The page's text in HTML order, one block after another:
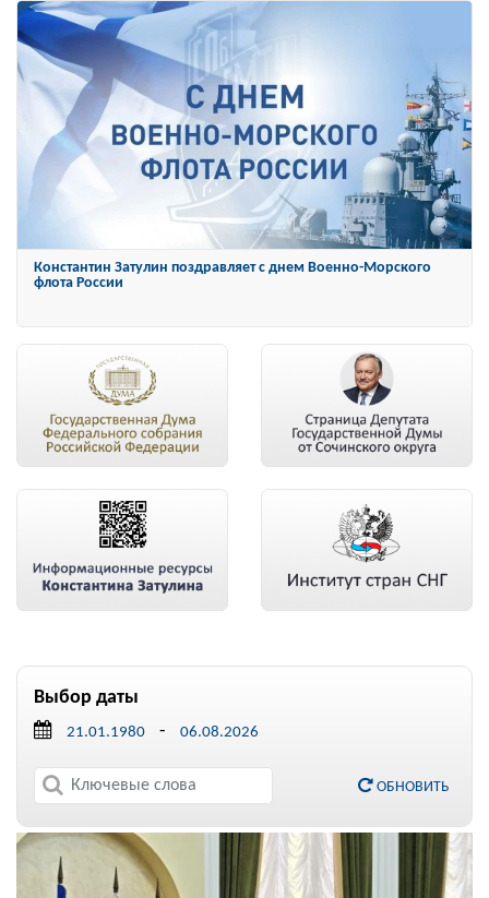
Константин Затулин награжден Орденом «За заслуги перед
Отечеством» IV степени
Выбор даты
-
ОБНОВИТЬ